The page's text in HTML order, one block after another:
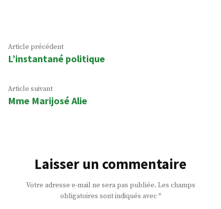
Navigation
de
Article précédentArticle
précédent :
L’instantané politique
Article suivantArticle
suivant
Mme Marijosé Alie
Laisser un commentaire
Votre adresse e-mail ne sera pas publiée. Les champs
obligatoires sont indiqués avec*